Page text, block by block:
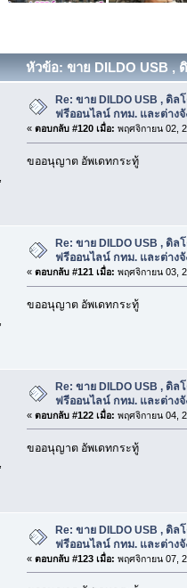
หัวข้อ: ขาย DILDO USB ,
Re: ขาย DILDO USB , ดิ
ฟรีออนไลน์ กทม. และต่างจั
« ตอบกลับ #120 เมื่อ: พฤศจิกายน 02,
ขออนุญาต อัพเดทกระทู้
Re: ขาย DILDO USB , ดิ
ฟรีออนไลน์ กทม. และต่างจั
« ตอบกลับ #121 เมื่อ: พฤศจิกายน 03,
ขออนุญาต อัพเดทกระทู้
Re: ขาย DILDO USB , ดิ
ฟรีออนไลน์ กทม. และต่างจั
« ตอบกลับ #122 เมื่อ: พฤศจิกายน 04,
ขออนุญาต อัพเดทกระทู้
Re: ขาย DILDO USB , ดิ
ฟรีออนไลน์ กทม. และต่างจั
« ตอบกลับ #123 เมื่อ: พฤศจิกายน 07,